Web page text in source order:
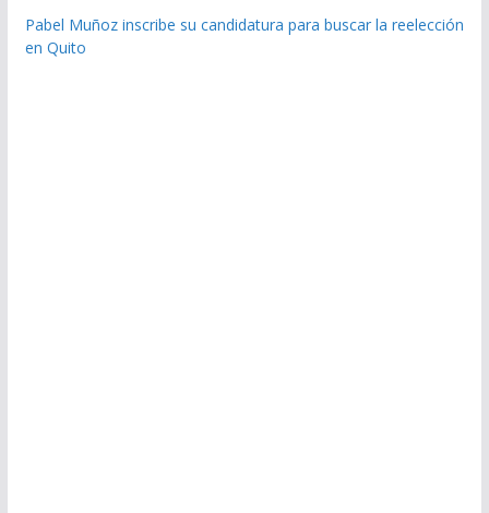
Pabel Muñoz inscribe su candidatura para buscar la reelección
en Quito